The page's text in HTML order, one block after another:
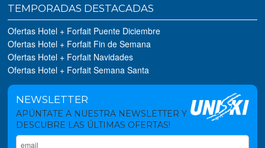
TEMPORADAS DESTACADAS
Ofertas Hotel + Forfait Puente Diciembre
Ofertas Hotel + Forfait Fin de Semana
Ofertas Hotel + Forfait Navidades
Ofertas Hotel + Forfait Semana Santa
NEWSLETTER
APÚNTATE A NUESTRA NEWSLETTER Y
DESCUBRE LAS ÚLTIMAS OFERTAS!